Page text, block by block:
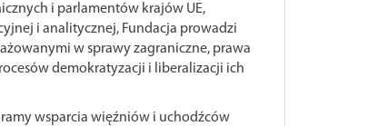
i parlamentów krajów UE,
i analitycznej, Fundacja prowadzi
w sprawy zagraniczne, prawa
demokratyzacji i liberalizacji ich
wsparcia więźniów i uchodźców